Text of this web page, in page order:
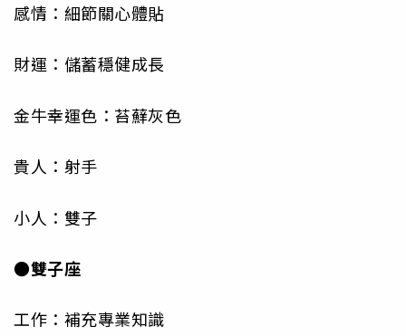
感情：細節關心體貼
財運：儲蓄穩健成長
金牛幸運色：苔蘚灰色
貴人：射手
小人：雙子
●雙子座
工作：補充專業知識